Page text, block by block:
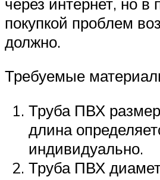
покупкой проблем
должно.
Требуемые
Труба ПВХ
длина
индивидуально.
Труба ПВХ